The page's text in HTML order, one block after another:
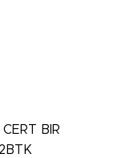
BIR